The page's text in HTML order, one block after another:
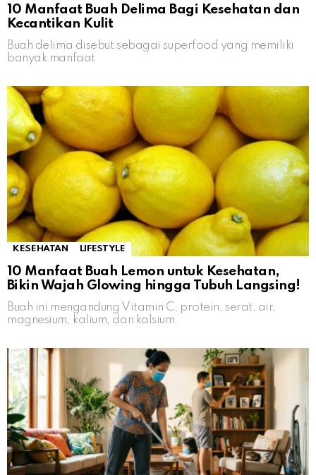
10 Manfaat Buah Delima Bagi Kesehatan dan
Kecantikan Kulit
Buah delima disebut sebagai superfood yang memiliki
banyak manfaat
KESEHATAN LIFESTYLE
10 Manfaat Buah Lemon untuk Kesehatan,
Bikin Wajah Glowing hingga Tubuh Langsing!
Buah ini mengandung Vitamin C, protein, serat, air,
magnesium, kalium, dan kalsium.